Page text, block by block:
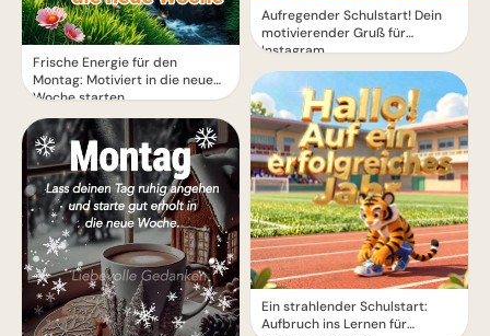
Frische Energie für den
Montag: Motiviert in die neue
Woche starten.
Aufregender Schulstart! Dein
motivierender Gruß für
Instagram
Ein strahlender Schulstart:
Aufbruch ins Lernen für